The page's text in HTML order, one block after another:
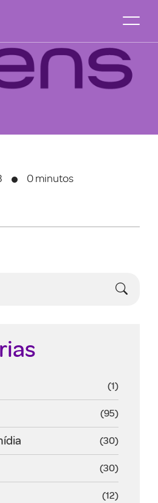
0 minutos
(1)
(95)
(30)
(30)
(12)